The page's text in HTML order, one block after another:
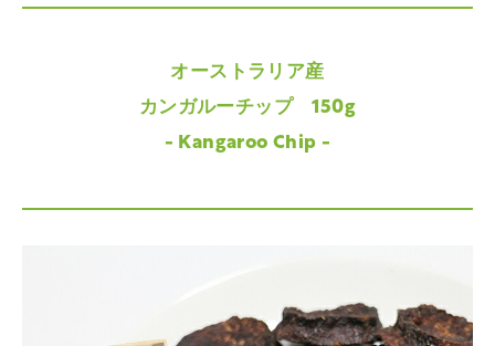
オーストラリア産
カンガルーチップ 150g
- Kangaroo Chip -